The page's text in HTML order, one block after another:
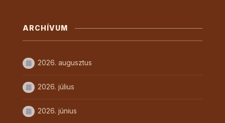
ARCHÍVUM
2026. augusztus
2026. július
2026. június